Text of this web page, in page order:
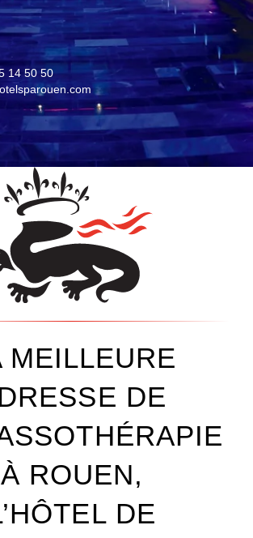
14 50 50
MEILLEURE
DE
À ROUEN,
DE